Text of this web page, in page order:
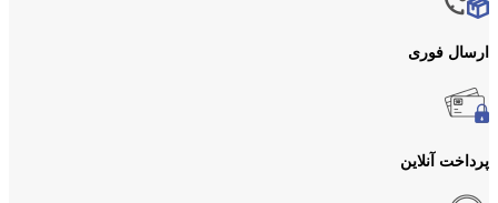
ارسال فوری
پرداخت آنلاین